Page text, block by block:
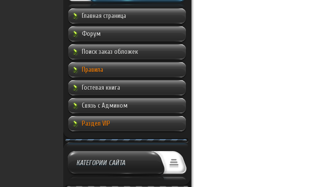
Главная страница
Форум
Поиск заказ обложек
Правила
Гостевая книга
Связь с Админом
Раздел VIP
КАТЕГОРИИ САЙТА